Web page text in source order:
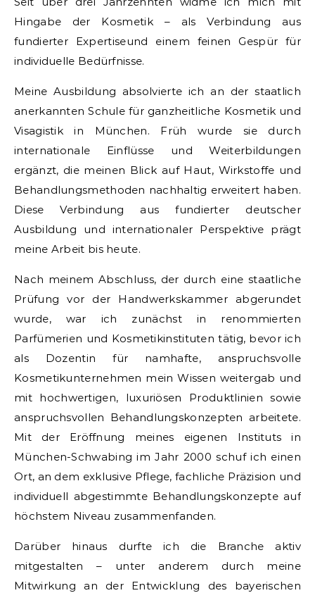
Hingabe der Kosmetik – als Verbindung aus
fundierter Expertiseund einem feinen Gespür für
individuelle Bedürfnisse.
Meine Ausbildung absolvierte ich an der staatlich
anerkannten Schule für ganzheitliche Kosmetik und
Visagistik in München. Früh wurde sie durch
internationale Einflüsse und Weiterbildungen
ergänzt, die meinen Blick auf Haut, Wirkstoffe und
Behandlungsmethoden nachhaltig erweitert haben.
Diese Verbindung aus fundierter deutscher
Ausbildung und internationaler Perspektive prägt
meine Arbeit bis heute.
Nach meinem Abschluss, der durch eine staatliche
Prüfung vor der Handwerkskammer abgerundet
wurde, war ich zunächst in renommierten
Parfümerien und Kosmetikinstituten tätig, bevor ich
als Dozentin für namhafte, anspruchsvolle
Kosmetikunternehmen mein Wissen weitergab und
mit hochwertigen, luxuriösen Produktlinien sowie
anspruchsvollen Behandlungskonzepten arbeitete.
Mit der Eröffnung meines eigenen Instituts in
München-Schwabing im Jahr 2000 schuf ich einen
Ort, an dem exklusive Pflege, fachliche Präzision und
individuell abgestimmte Behandlungskonzepte auf
höchstem Niveau zusammenfanden.
Darüber hinaus durfte ich die Branche aktiv
mitgestalten – unter anderem durch meine
Mitwirkung an der Entwicklung des bayerischen